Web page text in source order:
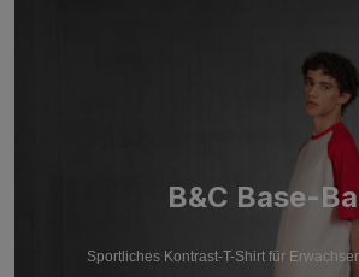
B&C Base-
Sportliches Kontrast-T-Shirt für